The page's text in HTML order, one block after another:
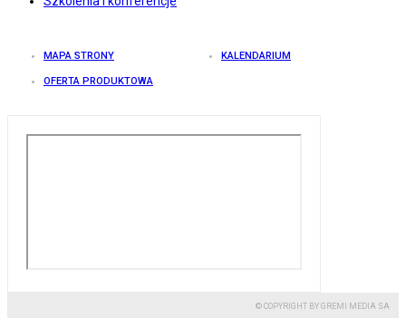
MAPA STRONY KALENDARIUM
OFERTA PRODUKTOWA
© COPYRIGHT BY GREMI MEDIA SA